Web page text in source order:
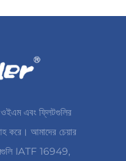
ওইএম এবং ফ্লিটগুলির
করে। আমাদের চেয়ার
IATF 16949,